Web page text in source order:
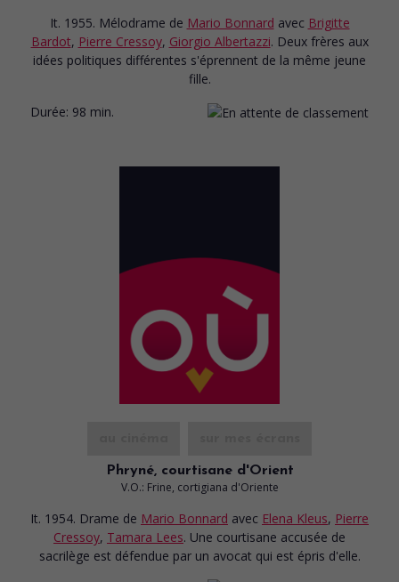
It. 1955. Mélodrame de Mario Bonnard avec Brigitte
Bardot, Pierre Cressoy, Giorgio Albertazzi. Deux frères aux
idées politiques différentes s'éprennent de la même jeune
fille.
Durée: 98 min.
Phryné, courtisane d'Orient
V.O.: Frine, cortigiana d'Oriente
It. 1954. Drame de Mario Bonnard avec Elena Kleus, Pierre
Cressoy, Tamara Lees. Une courtisane accusée de
sacrilège est défendue par un avocat qui est épris d'elle.